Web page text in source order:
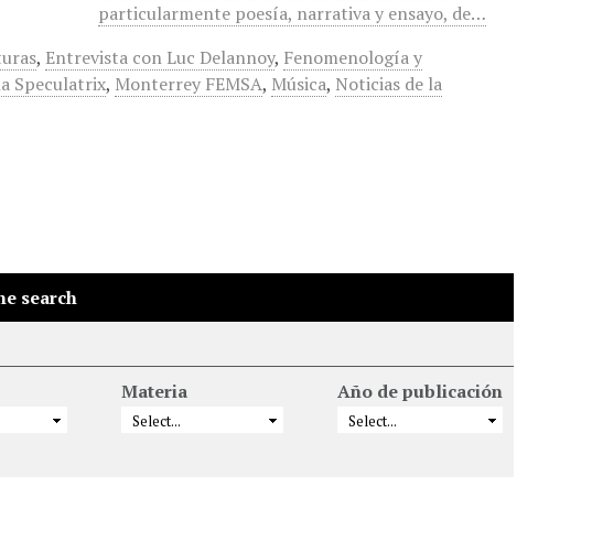
particularmente poesía, narrativa y ensayo, de…
, Entrevista con Luc Delannoy, Fenomenología y
Speculatrix, Monterrey FEMSA, Música, Noticias de la
search
Materia Año de publicación